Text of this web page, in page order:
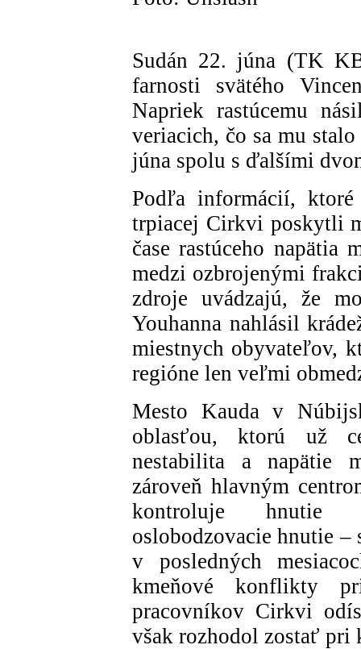
Sudán 22. júna (TK
farnosti svätého
Napriek rastúcemu
veriacich, čo sa mu
júna spolu s ďalšími
Podľa informácií,
trpiacej Cirkvi poskytli
čase rastúceho napätia
medzi ozbrojenými
zdroje uvádzajú, že
Youhanna nahlásil
miestnych obyvateľov,
regióne len veľmi
Mesto Kauda v
oblasťou, ktorú už
nestabilita a napätie
zároveň hlavným
kontroluje hnutie
oslobodzovacie hnutie –
v posledných
kmeňové konflikty
pracovníkov Cirkvi
však rozhodol zostať